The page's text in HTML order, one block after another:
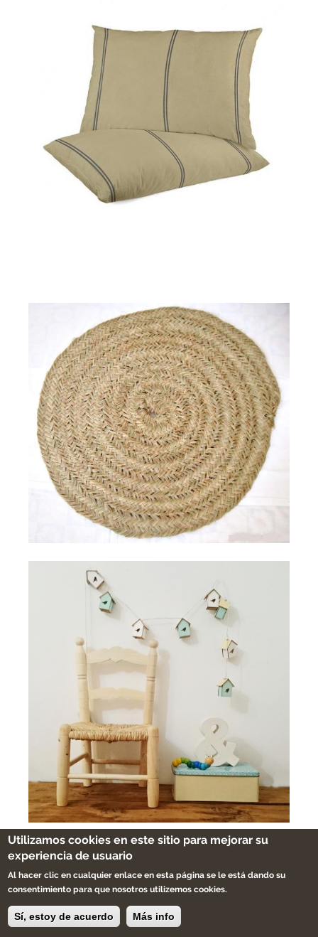
Si quieres crear ambientes llenos
de personalidad como las casas que te
muestro en el blog para que te
inspires.Antes de irte te invito a darte una
vuelta por nuestratienda
Utilizamos cookies en este sitio para mejorar su
experiencia de usuario
Al hacer clic en cualquier enlace en esta página se le está dando su
consentimiento para que nosotros utilizemos cookies.
Sí, estoy de acuerdo Más info